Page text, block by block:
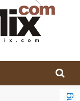
o Brasil no